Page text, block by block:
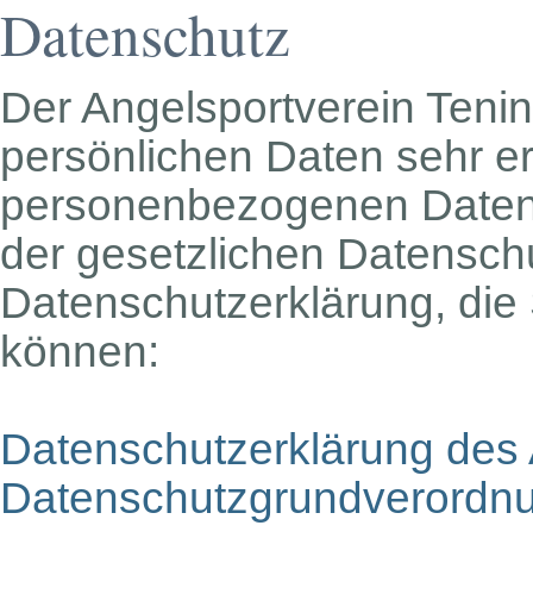
Datenschutz
Der Angelsportverein
persönlichen Daten sehr
personenbezogenen
der gesetzlichen
Datenschutzerklärung,
können:
Datenschutzerklärung